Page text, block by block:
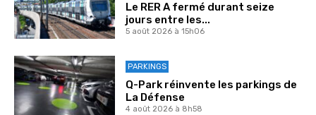
Le RER A fermé durant seize
jours entre les...
5 août 2026 à 15h06
PARKINGS
Q-Park réinvente les parkings de
La Défense
4 août 2026 à 8h58